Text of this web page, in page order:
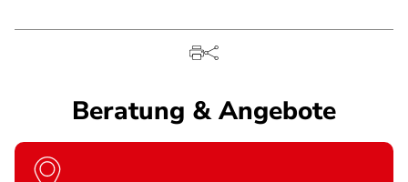
Beratung & Angebote